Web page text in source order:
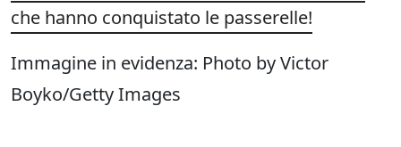
che hanno conquistato le passerelle!
Immagine in evidenza: Photo by Victor
Boyko/Getty Images